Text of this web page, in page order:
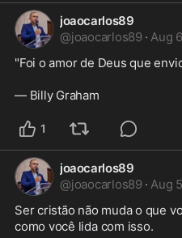
joaocarlos89
@joaocarlos89 · Aug 6
"Foi o amor de Deus que
— Billy Graham
1
joaocarlos89
@joaocarlos89 · Aug 5
Ser cristão não muda o que
como você lida com isso.